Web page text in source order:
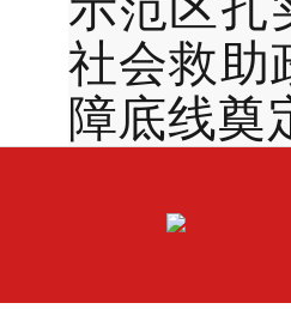
社会救助
障底线奠